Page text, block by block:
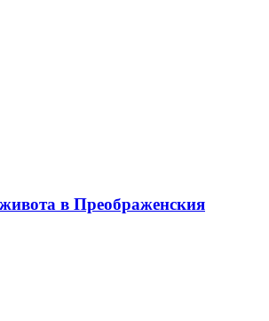
в Преображенския